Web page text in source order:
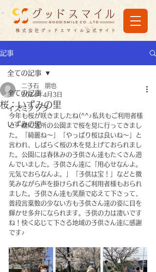
株式会社グッドスマイル公式サイト
記事
全ての記事
イズミノソラ
いずみの里
全ての記事
桜：いずみの里
二子石 朋也
2024年4月3日
今年も桜が咲きましたね(^^♪私共もご利用者様
と一緒に近所の公園まで桜を見に行ってきまし
た。「綺麗ね～」「やっぱり桜は良いね～」と
言われ、しばらく桜の木を見上げておられまし
た。公園には春休みの子供さん達もたくさん遊
んでいました。子供さん達に「用心せなんよ。
元気でおらなんよ。」「子供は宝！」などと微
笑みながら声を掛けられるご利用者様もおられ
ました。子供さん達も笑顔で応えて下さって、
普段言葉数の少ない方も子供さん達の姿に目を
輝かせ多弁になられます。子供の力は凄いです
ね！快く応じて下さる地域の子供さん達に感謝
です♪